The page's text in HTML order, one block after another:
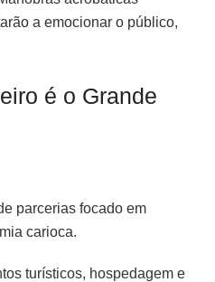
a emocionar o público,
é o Grande
parcerias focado em
carioca.
turísticos, hospedagem e